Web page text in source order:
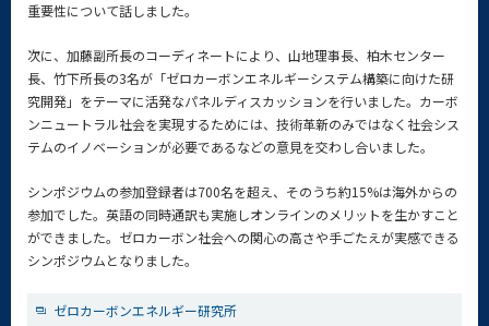
重要性について話しました。
次に、加藤副所長のコーディネートにより、山地理事長、柏木センター
長、竹下所長の3名が「ゼロカーボンエネルギーシステム構築に向けた研
究開発」をテーマに活発なパネルディスカッションを行いました。カーボ
ンニュートラル社会を実現するためには、技術革新のみではなく社会シス
テムのイノベーションが必要であるなどの意見を交わし合いました。
シンポジウムの参加登録者は700名を超え、そのうち約15%は海外からの
参加でした。英語の同時通訳も実施しオンラインのメリットを生かすこと
ができました。ゼロカーボン社会への関心の高さや手ごたえが実感できる
シンポジウムとなりました。
ゼロカーボンエネルギー研究所